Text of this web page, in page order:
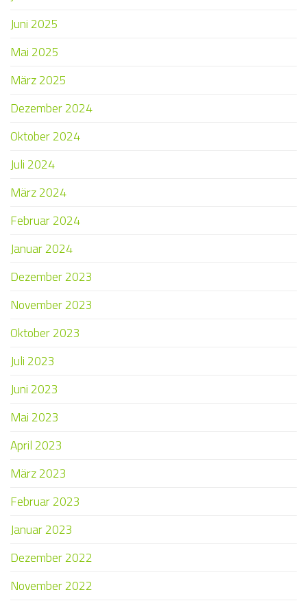
Juni 2025
Mai 2025
März 2025
Dezember 2024
Oktober 2024
Juli 2024
März 2024
Februar 2024
Januar 2024
Dezember 2023
November 2023
Oktober 2023
Juli 2023
Juni 2023
Mai 2023
April 2023
März 2023
Februar 2023
Januar 2023
Dezember 2022
November 2022